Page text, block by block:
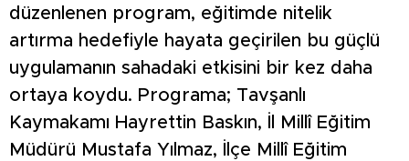
düzenlenen program, eğitimde nitelik
artırma hedefiyle hayata geçirilen bu güçlü
uygulamanın sahadaki etkisini bir kez daha
ortaya koydu. Programa; Tavşanlı
Kaymakamı Hayrettin Baskın, İl Millî Eğitim
Müdürü Mustafa Yılmaz, İlçe Millî Eğitim